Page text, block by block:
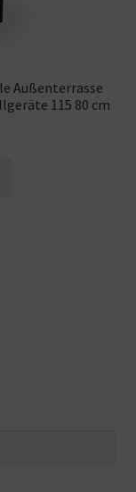
Außenterrasse
115 80 cm